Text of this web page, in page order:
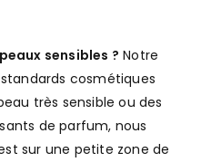
sensibles ? Notre
cosmétiques
très sensible ou des
de parfum, nous
sur une petite zone de